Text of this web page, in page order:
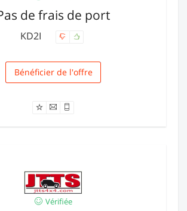
de frais de port
KD2I
Livraison
Bénéficier de l'offre
Vérifiée